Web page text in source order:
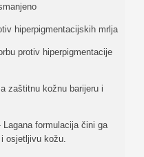
hiperpigmentacijskih mrlja
protiv hiperpigmentacije
zaštitnu kožnu barijeru i
formulacija čini ga
osjetljivu kožu.